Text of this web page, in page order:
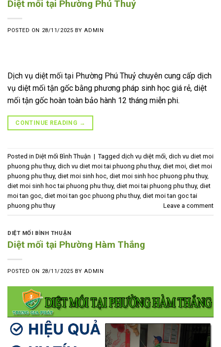
Diệt mối tại Phường Phú Thuỷ
POSTED ON 28/11/2025 BYADMIN
Dịch vụ diệt mối tại Phường Phú Thuỷ chuyên cung cấp dịch
vụ diệt mối tận gốc bằng phương pháp sinh học giá rẻ, diệt
mối tận gốc hoàn toàn bảo hành 12 tháng miễn phi.
CONTINUE READING →
Posted in Diệt mối Bình Thuận | Tagged dịch vụ diệt mối, dich vu diet moi
phuong phu thuy, dich vu diet moi tai phuong phu thuy, diet moi, diet moi
phuong phu thuy, diet moi sinh hoc, diet moi sinh hoc phuong phu thuy,
diet moi sinh hoc tai phuong phu thuy, diet moi tai phuong phu thuy, diet
moi tan goc, diet moi tan goc phuong phu thuy, diet moi tan goc tai
phuong phu thuy
Leave a comment
DIỆT MỐI BÌNH THUẬN
Diệt mối tại Phường Hàm Thắng
POSTED ON 28/11/2025 BY ADMIN